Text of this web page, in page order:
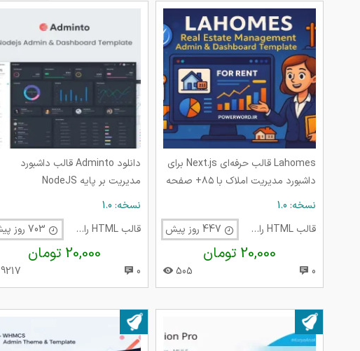
Lahomes قالب حرفه‌ای Next.js برای
داشبورد مدیریت املاک با ۸۵+ صفحه
اختصاصی
نسخه: 1.0
قالب HTML راست چین
20,000 تومان
0
505
دانلود Adminto قالب داشبورد
مدیریت بر پایه NodeJS
نسخه: 1.0
قالب HTML راست چین
20,000 تومان
0
9217